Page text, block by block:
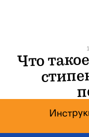
Что